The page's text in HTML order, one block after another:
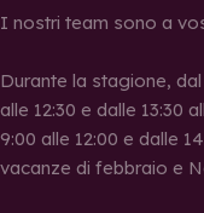
I nostri team sono a
Durante la stagione,
alle 12:30 e dalle 13:30
9:00 alle 12:00 e dalle
vacanze di febbraio e